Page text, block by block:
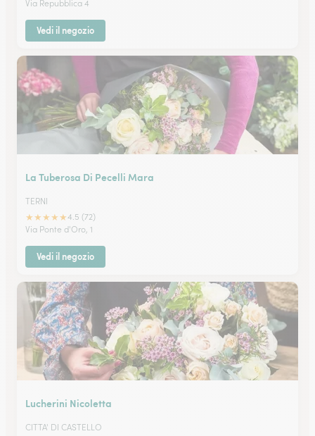
Via Repubblica 4
Vedi il negozio
La Tuberosa Di Pecelli Mara
TERNI
★★★★★4.5 (72)
Via Ponte d'Oro, 1
Vedi il negozio
Lucherini Nicoletta
CITTA' DI CASTELLO